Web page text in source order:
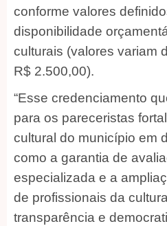
conforme valores
disponibilidade
culturais (valores variam
R$ 2.500,00).
“Esse credenciamento
para os pareceristas
cultural do município em
como a garantia de
especializada e a
de profissionais da
transparência e